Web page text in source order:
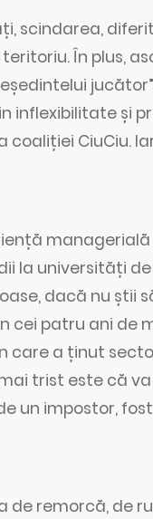
scindarea,
În plus,
inflexibilitate și
CiuCiu.
managerială
la universități
dacă nu știi
cei patru ani de
care a ținut
trist este că
un impostor,
de remorcă, de